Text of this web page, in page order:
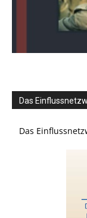
Das
Das